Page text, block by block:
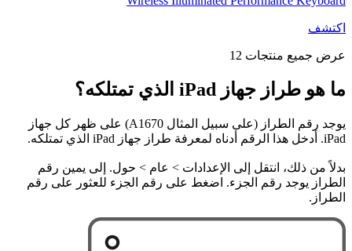
اكتشف
عرض جميع منتجات 12
ما هو طراز جهاز iPad الذي تمتلكه؟
يوجد رقم الطراز (على سبيل المثال A1670) على ظهر كل جهاز
iPad. أدخل هذا الرقم أدناه لمعرفة طراز جهاز iPad الذي تمتلكه.
بدلاً من ذلك، انتقل إلى الإعدادات > عام > حول. إلى يمين رقم
الطراز يوجد رقم الجزء. اضغط على رقم الجزء للعثور على رقم
الطراز.